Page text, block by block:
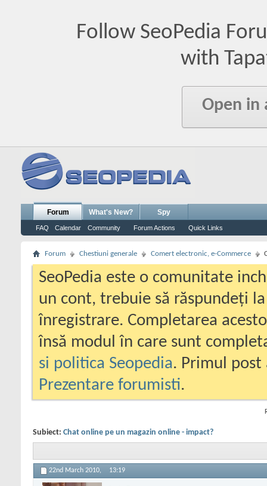
Follow SeoPedia
with
Open in
Forum
FAQ Calendar Community Forum Actions Quick Links
What's New? Spy
Forum Chestiuni generale Comert electronic, e-Commerce
SeoPedia este o comunitate
un cont, trebuie să răspundeți
înregistrare. Completarea
însă modul în care sunt
si politica Seopedia. Primul
Prezentare forumisti.
Subiect: Chat online pe un magazin online - impact?
22nd March 2010, 13:19